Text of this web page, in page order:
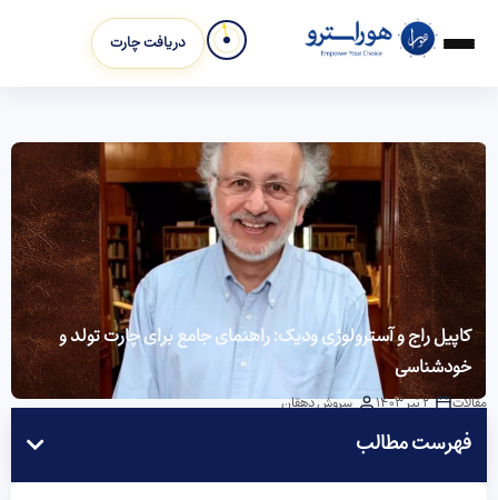
دریافت چارت
کاپیل راج و آسترولوژی ودیک: راهنمای جامع برای چارت تولد و
خودشناسی
مقالات 2 تیر 1403 سروش دهقان
فهرست مطالب